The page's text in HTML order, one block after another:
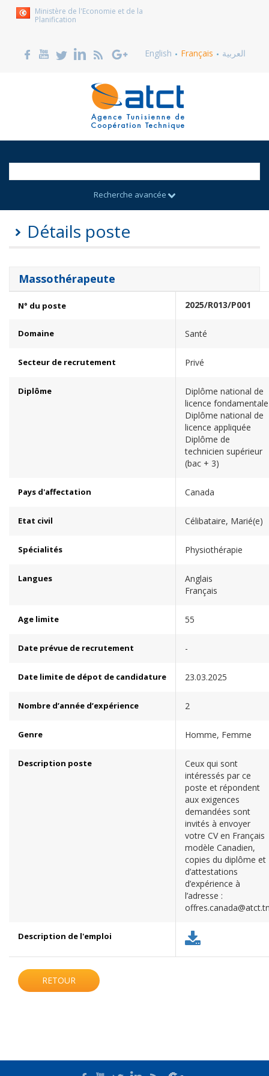
Ministère de l'Economie et de la
Planification
English Français العربية
Recherche avancée
Détails poste
Massothérapeute
N° du poste 2025/R013/P001
Domaine Santé
Secteur de recrutement Privé
Diplôme
Diplôme national de
licence fondamentale
Diplôme national de
licence appliquée
Diplôme de
technicien supérieur
(bac + 3)
Pays d'affectation Canada
Etat civil Célibataire, Marié(e)
Spécialités Physiothérapie
Langues
Anglais
Français
Age limite 55
Date prévue de recrutement -
Date limite de dépot de candidature 23.03.2025
Nombre d’année d’expérience 2
Genre Homme, Femme
Description poste
Ceux qui sont
intéressés par ce
poste et répondent
aux exigences
demandées sont
invités à envoyer
votre CV en Français
modèle Canadien,
copies du diplôme et
d’attestations
d’expérience à
l’adresse :
Description de l'emploi
RETOUR